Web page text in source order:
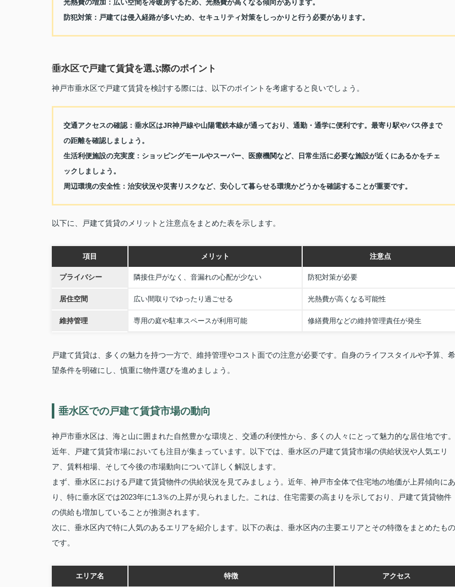
光熱費の増加： 広い空間を冷暖房するため、光熱費が高くなる傾向があります。
防犯対策： 戸建ては侵入経路が多いため、セキュリティ対策をしっかりと行う必要があります。
垂水区で戸建て賃貸を選ぶ際のポイント
神戸市垂水区で戸建て賃貸を検討する際には、以下のポイントを考慮すると良いでしょう。
交通アクセスの確認： 垂水区はJR神戸線や山陽電鉄本線が通っており、通勤・通学に便利です。最寄り駅やバス停まで
の距離を確認しましょう。
生活利便施設の充実度： ショッピングモールやスーパー、医療機関など、日常生活に必要な施設が近くにあるかをチェ
ックしましょう。
周辺環境の安全性： 治安状況や災害リスクなど、安心して暮らせる環境かどうかを確認することが重要です。
以下に、戸建て賃貸のメリットと注意点をまとめた表を示します。
項目 メリット 注意点
プライバシー 隣接住戸がなく、音漏れの心配が少ない 防犯対策が必要
居住空間 広い間取りでゆったり過ごせる 光熱費が高くなる可能性
維持管理 専用の庭や駐車スペースが利用可能 修繕費用などの維持管理責任が発生
戸建て賃貸は、多くの魅力を持つ一方で、維持管理やコスト面での注意が必要です。自身のライフスタイルや予算、希
望条件を明確にし、慎重に物件選びを進めましょう。
垂水区での戸建て賃貸市場の動向
神戸市垂水区は、海と山に囲まれた自然豊かな環境と、交通の利便性から、多くの人々にとって魅力的な居住地です。
近年、戸建て賃貸市場においても注目が集まっています。以下では、垂水区の戸建て賃貸市場の供給状況や人気エリ
ア、賃料相場、そして今後の市場動向について詳しく解説します。
まず、垂水区における戸建て賃貸物件の供給状況を見てみましょう。近年、神戸市全体で住宅地の地価が上昇傾向にあ
り、特に垂水区では2023年に1.3％の上昇が見られました。これは、住宅需要の高まりを示しており、戸建て賃貸物件
の供給も増加していることが推測されます。
次に、垂水区内で特に人気のあるエリアを紹介します。以下の表は、垂水区内の主要エリアとその特徴をまとめたもの
です。
エリア名 特徴 アクセス